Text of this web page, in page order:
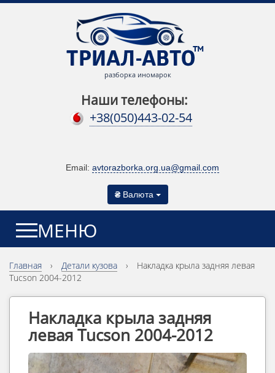
разборка иномарок
Наши телефоны:
+38(050)443-02-54
Email: avtorazborka.org.ua@gmail.com
₴ Валюта
МЕНЮ
Главная › Детали кузова ›
Накладка крыла задняя левая
Tucson 2004-2012
Накладка крыла задняя
левая Tucson 2004-2012